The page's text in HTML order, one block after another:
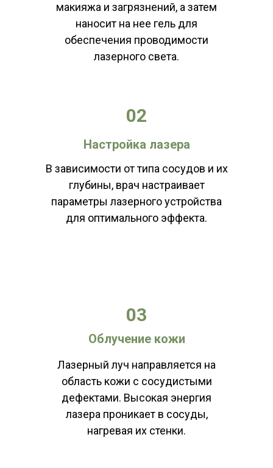
макияжа и загрязнений, а затем
наносит на нее гель для
обеспечения проводимости
лазерного света.
02
В зависимости от типа сосудов и их
глубины, врач настраивает
параметры лазерного устройства
для оптимального эффекта.
03
Лазерный луч направляется на
область кожи с сосудистыми
дефектами. Высокая энергия
лазера проникает в сосуды,
нагревая их стенки.
Настройка лазера
Облучение кожи
КОНТАКТЫ
г. Краснодар, ул. Красная, 72/1
пн-вс 10:00 - 20:00
*без перерыва на обед